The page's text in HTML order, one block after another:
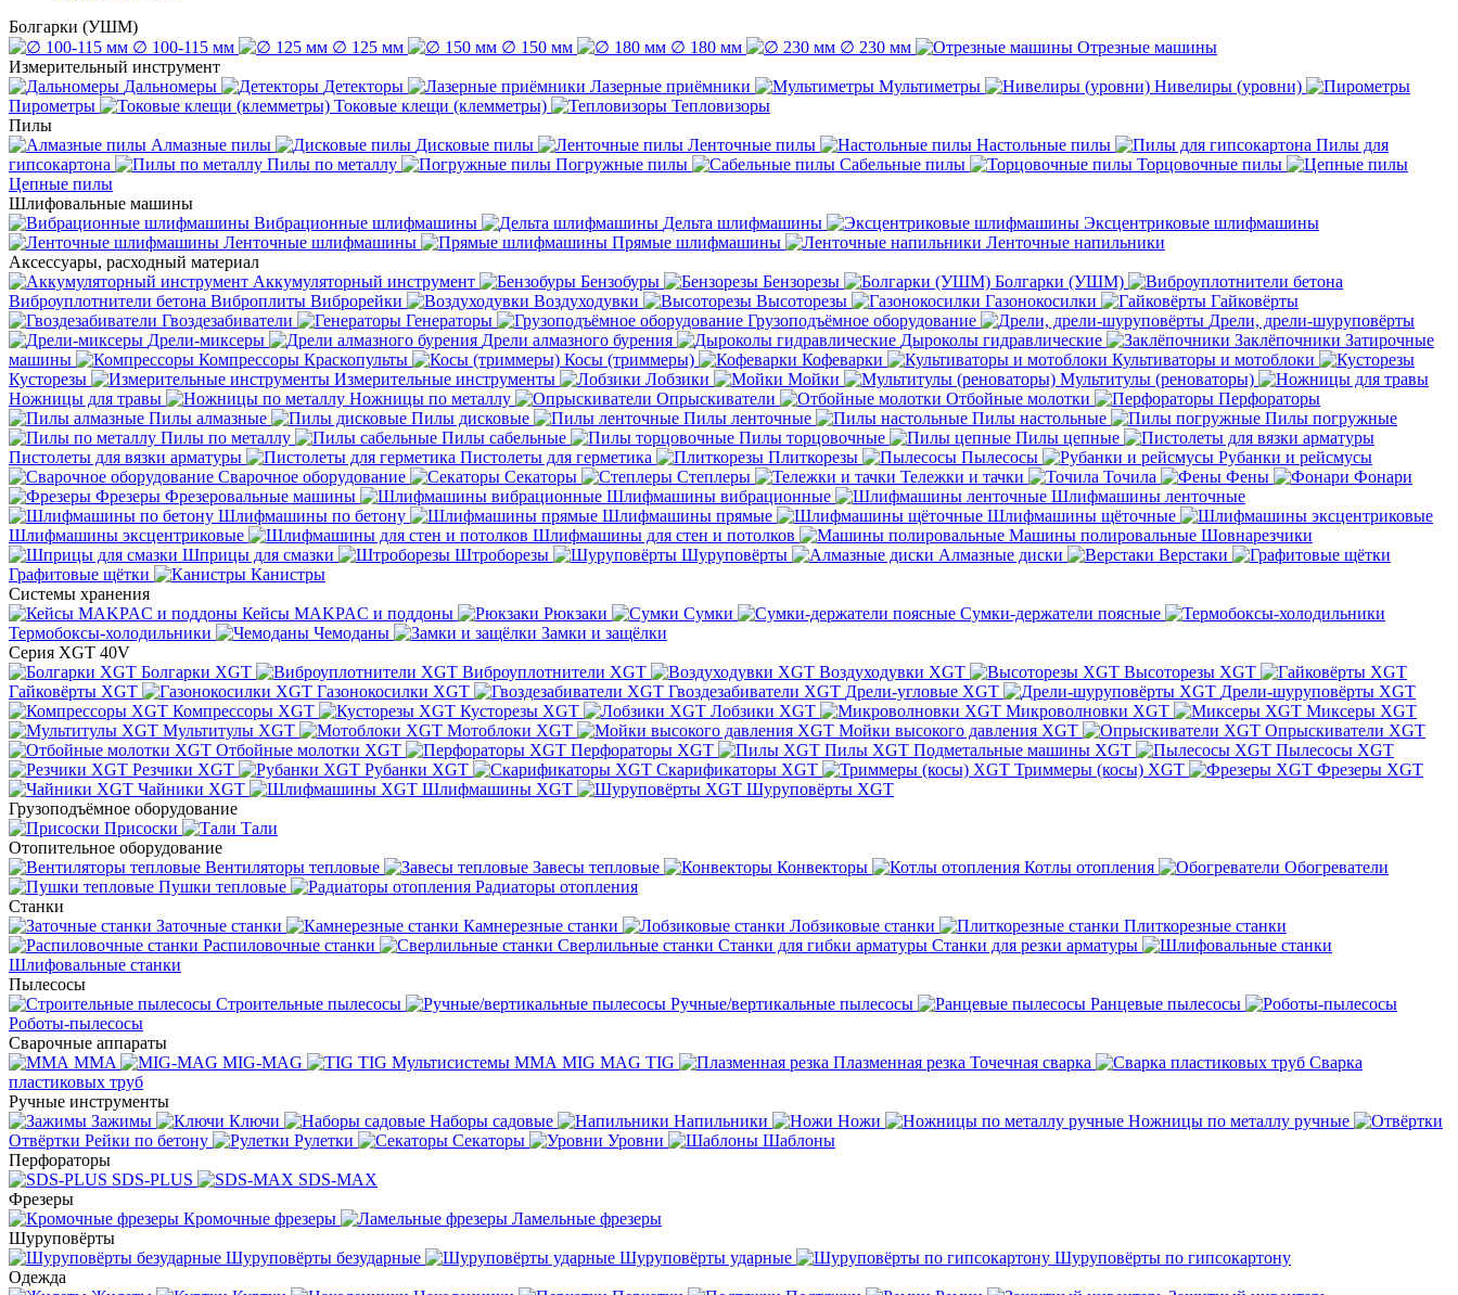
Болгарки (УШМ)
∅ 100-115 мм
∅ 125 мм ∅ 150 мм ∅ 180 мм ∅ 230 мм
Отрезные машины
Измерительный инструмент
Дальномеры
Детекторы Лазерные приёмники Мультиметры
Нивелиры (уровни)
Пирометры
Токовые клещи (клемметры)
Тепловизоры
Пилы
Алмазные пилы
Дисковые пилы Ленточные пилы Настольные пилы
Пилы для
гипсокартона
Пилы по металлу Погружные пилы Сабельные пилы
Торцовочные пилы
Цепные пилы
Шлифовальные машины
Вибрационные шлифмашины
Дельта шлифмашины
Эксцентриковые шлифмашины
Ленточные шлифмашины
Прямые шлифмашины
Ленточные напильники
Аксессуары, расходный материал
Аккумуляторный инструмент
Бензобуры Бензорезы
Болгарки (УШМ)
Виброуплотнители бетона Виброплиты Виброрейки Воздуходувки Высоторезы Газонокосилки
Гайковёрты
Гвоздезабиватели
Генераторы Грузоподъёмное оборудование
Дрели, дрели-шуруповёрты
Дрели-миксеры
Дрели алмазного бурения Дыроколы гидравлические Заклёпочники Затирочные
машины
Компрессоры Краскопульты Косы (триммеры) Кофеварки
Культиваторы и мотоблоки
Кусторезы
Измерительные инструменты Лобзики Мойки
Мультитулы (реноваторы)
Ножницы для травы
Ножницы по металлу Опрыскиватели Отбойные молотки
Перфораторы
Пилы алмазные
Пилы дисковые Пилы ленточные Пилы настольные
Пилы погружные
Пилы по металлу
Пилы сабельные Пилы торцовочные
Пилы цепные
Пистолеты для вязки арматуры
Пистолеты для герметика Плиткорезы Пылесосы
Рубанки и рейсмусы
Сварочное оборудование
Секаторы Степлеры Тележки и тачки Точила Фены
Фонари
Фрезеры Фрезеровальные машины Шлифмашины вибрационные
Шлифмашины ленточные
Шлифмашины по бетону
Шлифмашины прямые
Шлифмашины щёточные
Шлифмашины эксцентриковые
Шлифмашины для стен и потолков Машины полировальные Шовнарезчики
Шприцы для смазки
Штроборезы Шуруповёрты Алмазные диски
Верстаки
Графитовые щётки
Канистры
Системы хранения
Кейсы MAKPAC и поддоны
Рюкзаки Сумки
Сумки-держатели поясные
Термобоксы-холодильники
Чемоданы
Замки и защёлки
Серия XGT 40V
Болгарки XGT
Виброуплотнители XGT Воздуходувки XGT
Высоторезы XGT
Гайковёрты XGT
Газонокосилки XGT Гвоздезабиватели XGT Дрели-угловые XGT
Дрели-шуруповёрты XGT
Компрессоры XGT
Кусторезы XGT Лобзики XGT Микроволновки XGT
Миксеры XGT
Мультитулы XGT
Мотоблоки XGT Мойки высокого давления XGT
Опрыскиватели XGT
Отбойные молотки XGT
Перфораторы XGT Пилы XGT Подметальные машины XGT
Пылесосы XGT
Резчики XGT
Рубанки XGT Скарификаторы XGT Триммеры (косы) XGT
Фрезеры XGT
Чайники XGT
Шлифмашины XGT
Шуруповёрты XGT
Грузоподъёмное оборудование
Присоски
Тали
Отопительное оборудование
Вентиляторы тепловые
Завесы тепловые Конвекторы Котлы отопления
Обогреватели
Пушки тепловые
Радиаторы отопления
Станки
Заточные станки
Камнерезные станки Лобзиковые станки
Плиткорезные станки
Распиловочные станки
Сверлильные станки Станки для гибки арматуры Станки для резки арматуры
Шлифовальные станки
Пылесосы
Строительные пылесосы
Ручные/вертикальные пылесосы
Ранцевые пылесосы
Роботы-пылесосы
Сварочные аппараты
MMA
MIG-MAG TIG Мультисистемы ММА MIG MAG TIG Плазменная резка Точечная сварка
Cварка
пластиковых труб
Ручные инструменты
Зажимы
Ключи Наборы садовые Напильники Ножи
Ножницы по металлу ручные
Отвёртки Рейки по бетону Рулетки Секаторы Уровни
Шаблоны
Перфораторы
SDS-PLUS
SDS-MAX
Фрезеры
Кромочные фрезеры
Ламельные фрезеры
Шуруповёрты
Шуруповёрты безударные
Шуруповёрты ударные
Шуруповёрты по гипсокартону
Одежда